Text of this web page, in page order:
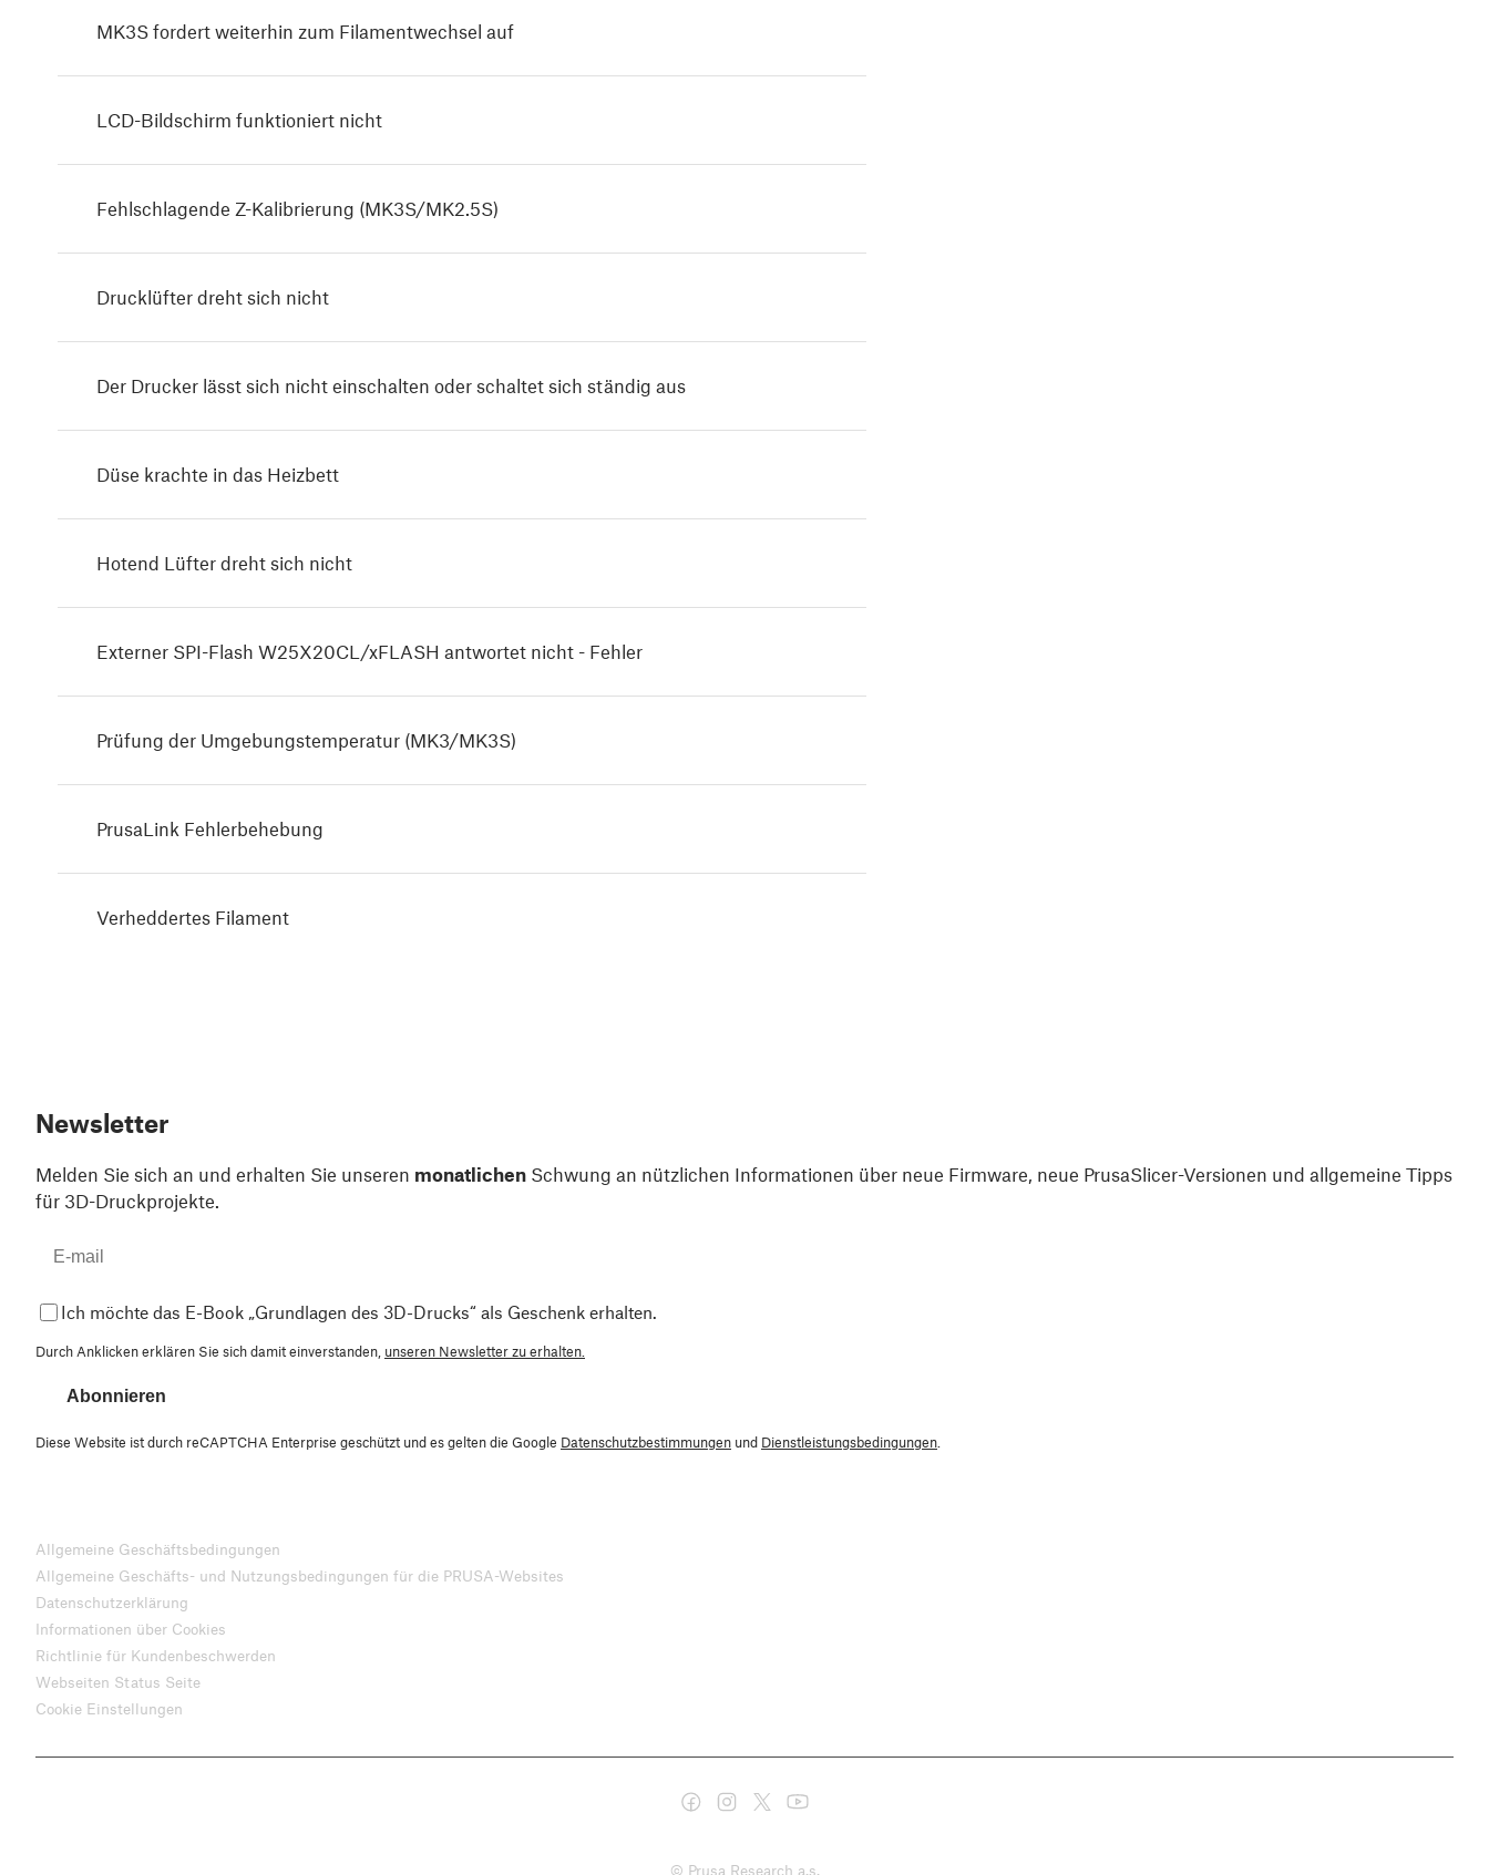
MK3S fordert weiterhin zum Filamentwechsel auf
LCD-Bildschirm funktioniert nicht
Fehlschlagende Z-Kalibrierung (MK3S/MK2.5S)
Drucklüfter dreht sich nicht
Der Drucker lässt sich nicht einschalten oder schaltet sich ständig aus
Düse krachte in das Heizbett
Hotend Lüfter dreht sich nicht
Externer SPI-Flash W25X20CL/xFLASH antwortet nicht - Fehler
Prüfung der Umgebungstemperatur (MK3/MK3S)
PrusaLink Fehlerbehebung
Verheddertes Filament
Newsletter
Melden Sie sich an und erhalten Sie unseren monatlichen Schwung an nützlichen Informationen über neue Firmware, neue PrusaSlicer-Versionen und allgemeine Tipps
für 3D-Druckprojekte.
Ich möchte das E-Book „Grundlagen des 3D-Drucks“ als Geschenk erhalten.
Durch Anklicken erklären Sie sich damit einverstanden, unseren Newsletter zu erhalten.
Abonnieren
Diese Website ist durch reCAPTCHA Enterprise geschützt und es gelten die Google Datenschutzbestimmungen und Dienstleistungsbedingungen
Allgemeine Geschäftsbedingungen
Allgemeine Geschäfts- und Nutzungsbedingungen für die PRUSA-Websites
Datenschutzerklärung
Informationen über Cookies
Richtlinie für Kundenbeschwerden
Webseiten Status Seite
Cookie Einstellungen
© Prusa Research a.s.